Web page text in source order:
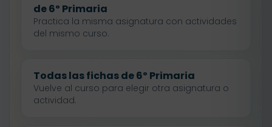
de 6º Primaria
Practica la misma asignatura con actividades
del mismo curso.
Todas las fichas de 6º Primaria
Vuelve al curso para elegir otra asignatura o
actividad.